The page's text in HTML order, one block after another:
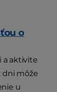
o
a aktivite
dni môže
u